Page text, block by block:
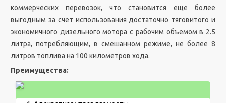
коммерческих перевозок, что становится еще более
выгодным за счет использования достаточно тяговитого и
экономичного дизельного мотора с рабочим объемом в 2.5
литра, потребляющим, в смешанном режиме, не более 8
литров топлива на 100 километров хода.
Преимущества: